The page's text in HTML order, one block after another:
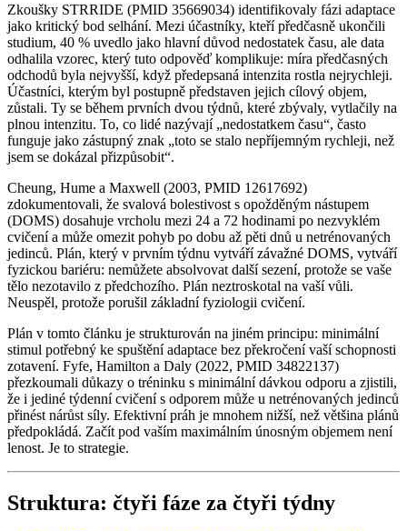
Zkoušky STRRIDE (PMID 35669034) identifikovaly fázi adaptace
jako kritický bod selhání. Mezi účastníky, kteří předčasně ukončili
studium, 40 % uvedlo jako hlavní důvod nedostatek času, ale data
odhalila vzorec, který tuto odpověď komplikuje: míra předčasných
odchodů byla nejvyšší, když předepsaná intenzita rostla nejrychleji.
Účastníci, kterým byl postupně představen jejich cílový objem,
zůstali. Ty se během prvních dvou týdnů, které zbývaly, vytlačily na
plnou intenzitu. To, co lidé nazývají „nedostatkem času“, často
funguje jako zástupný znak „toto se stalo nepříjemným rychleji, než
jsem se dokázal přizpůsobit“.
Cheung, Hume a Maxwell (2003, PMID 12617692)
zdokumentovali, že svalová bolestivost s opožděným nástupem
(DOMS) dosahuje vrcholu mezi 24 a 72 hodinami po nezvyklém
cvičení a může omezit pohyb po dobu až pěti dnů u netrénovaných
jedinců. Plán, který v prvním týdnu vytváří závažné DOMS, vytváří
fyzickou bariéru: nemůžete absolvovat další sezení, protože se vaše
tělo nezotavilo z předchozího. Plán neztroskotal na vaší vůli.
Neuspěl, protože porušil základní fyziologii cvičení.
Plán v tomto článku je strukturován na jiném principu: minimální
stimul potřebný ke spuštění adaptace bez překročení vaší schopnosti
zotavení. Fyfe, Hamilton a Daly (2022, PMID 34822137)
přezkoumali důkazy o tréninku s minimální dávkou odporu a zjistili,
že i jediné týdenní cvičení s odporem může u netrénovaných jedinců
přinést nárůst síly. Efektivní práh je mnohem nižší, než většina plánů
předpokládá. Začít pod vaším maximálním únosným objemem není
lenost. Je to strategie.
Struktura: čtyři fáze za čtyři týdny